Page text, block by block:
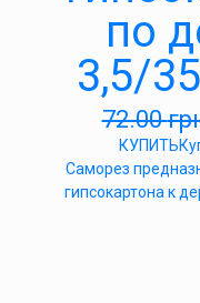
по
3,5/
72.00
КУПИТЬ
Саморез
гипсокартона к